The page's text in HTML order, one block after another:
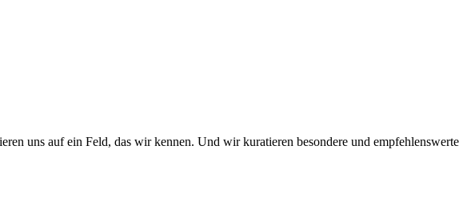
uns auf ein Feld, das wir kennen. Und wir kuratieren besondere und empfehlenswerte